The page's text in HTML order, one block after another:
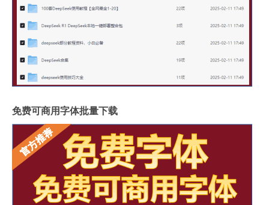
免费可商用字体批量下载